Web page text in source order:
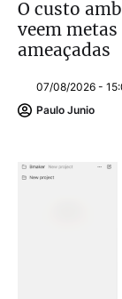
O custo
veem
ameaçadas
07/08/2026 -
Paulo Junio